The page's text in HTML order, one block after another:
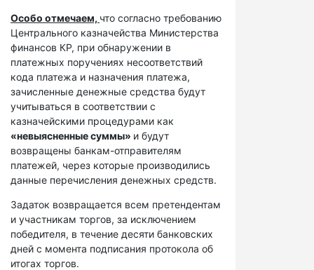
Особо отмечаем, что согласно требованию
Центрального казначейства Министерства
финансов КР, при обнаружении в
платежных поручениях несоответствий
кода платежа и назначения платежа,
зачисленные денежные средства будут
учитываться в соответствии с
казначейскими процедурами как
«невыясненные суммы» и будут
возвращены банкам-отправителям
платежей, через которые производились
данные перечисления денежных средств.
Задаток возвращается всем претендентам
и участникам торгов, за исключением
победителя, в течение десяти банковских
дней с момента подписания протокола об
итогах торгов.